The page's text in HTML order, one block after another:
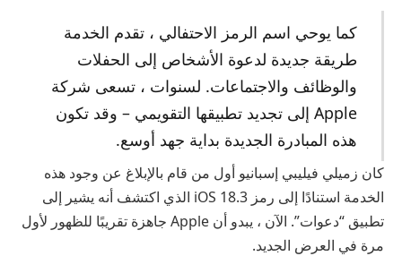
كما يوحي اسم الرمز الاحتفالي ، تقدم الخدمة
طريقة جديدة لدعوة الأشخاص إلى الحفلات
والوظائف والاجتماعات. لسنوات ، تسعى شركة
Apple إلى تجديد تطبيقها التقويمي – وقد تكون
هذه المبادرة الجديدة بداية جهد أوسع.
كان زميلي فيليبي إسبانيو أول من قام بالإبلاغ عن وجود هذه
الخدمة استنادًا إلى رمز iOS 18.3 الذي اكتشف أنه يشير إلى
تطبيق “دعوات”. الآن ، يبدو أن Apple جاهزة تقريبًا للظهور لأول
مرة في العرض الجديد.